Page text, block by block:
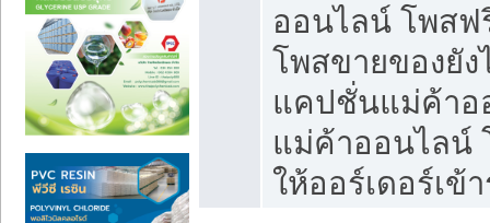
ออนไลน์ โพส
โพสขายของยัง
แคปชั่นแม่ค้า
แม่ค้าออนไลน์
ให้ออร์เดอร์เข้